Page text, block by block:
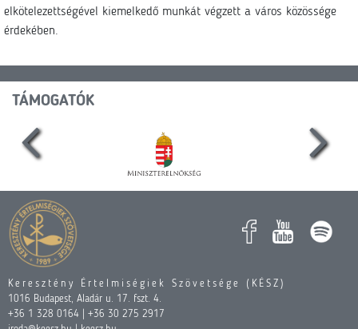
elkötelezettségével kiemelkedő munkát végzett a város közössége
érdekében.
TÁMOGATÓK
Keresztény Értelmiségiek Szövetsége (KÉSZ)
1016 Budapest, Aladár u. 17. fszt. 4.
+36 1 328 0164 | +36 30 275 2917